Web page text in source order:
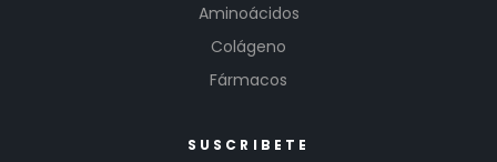
Aminoácidos
Colágeno
Fármacos
SUSCRIBETE